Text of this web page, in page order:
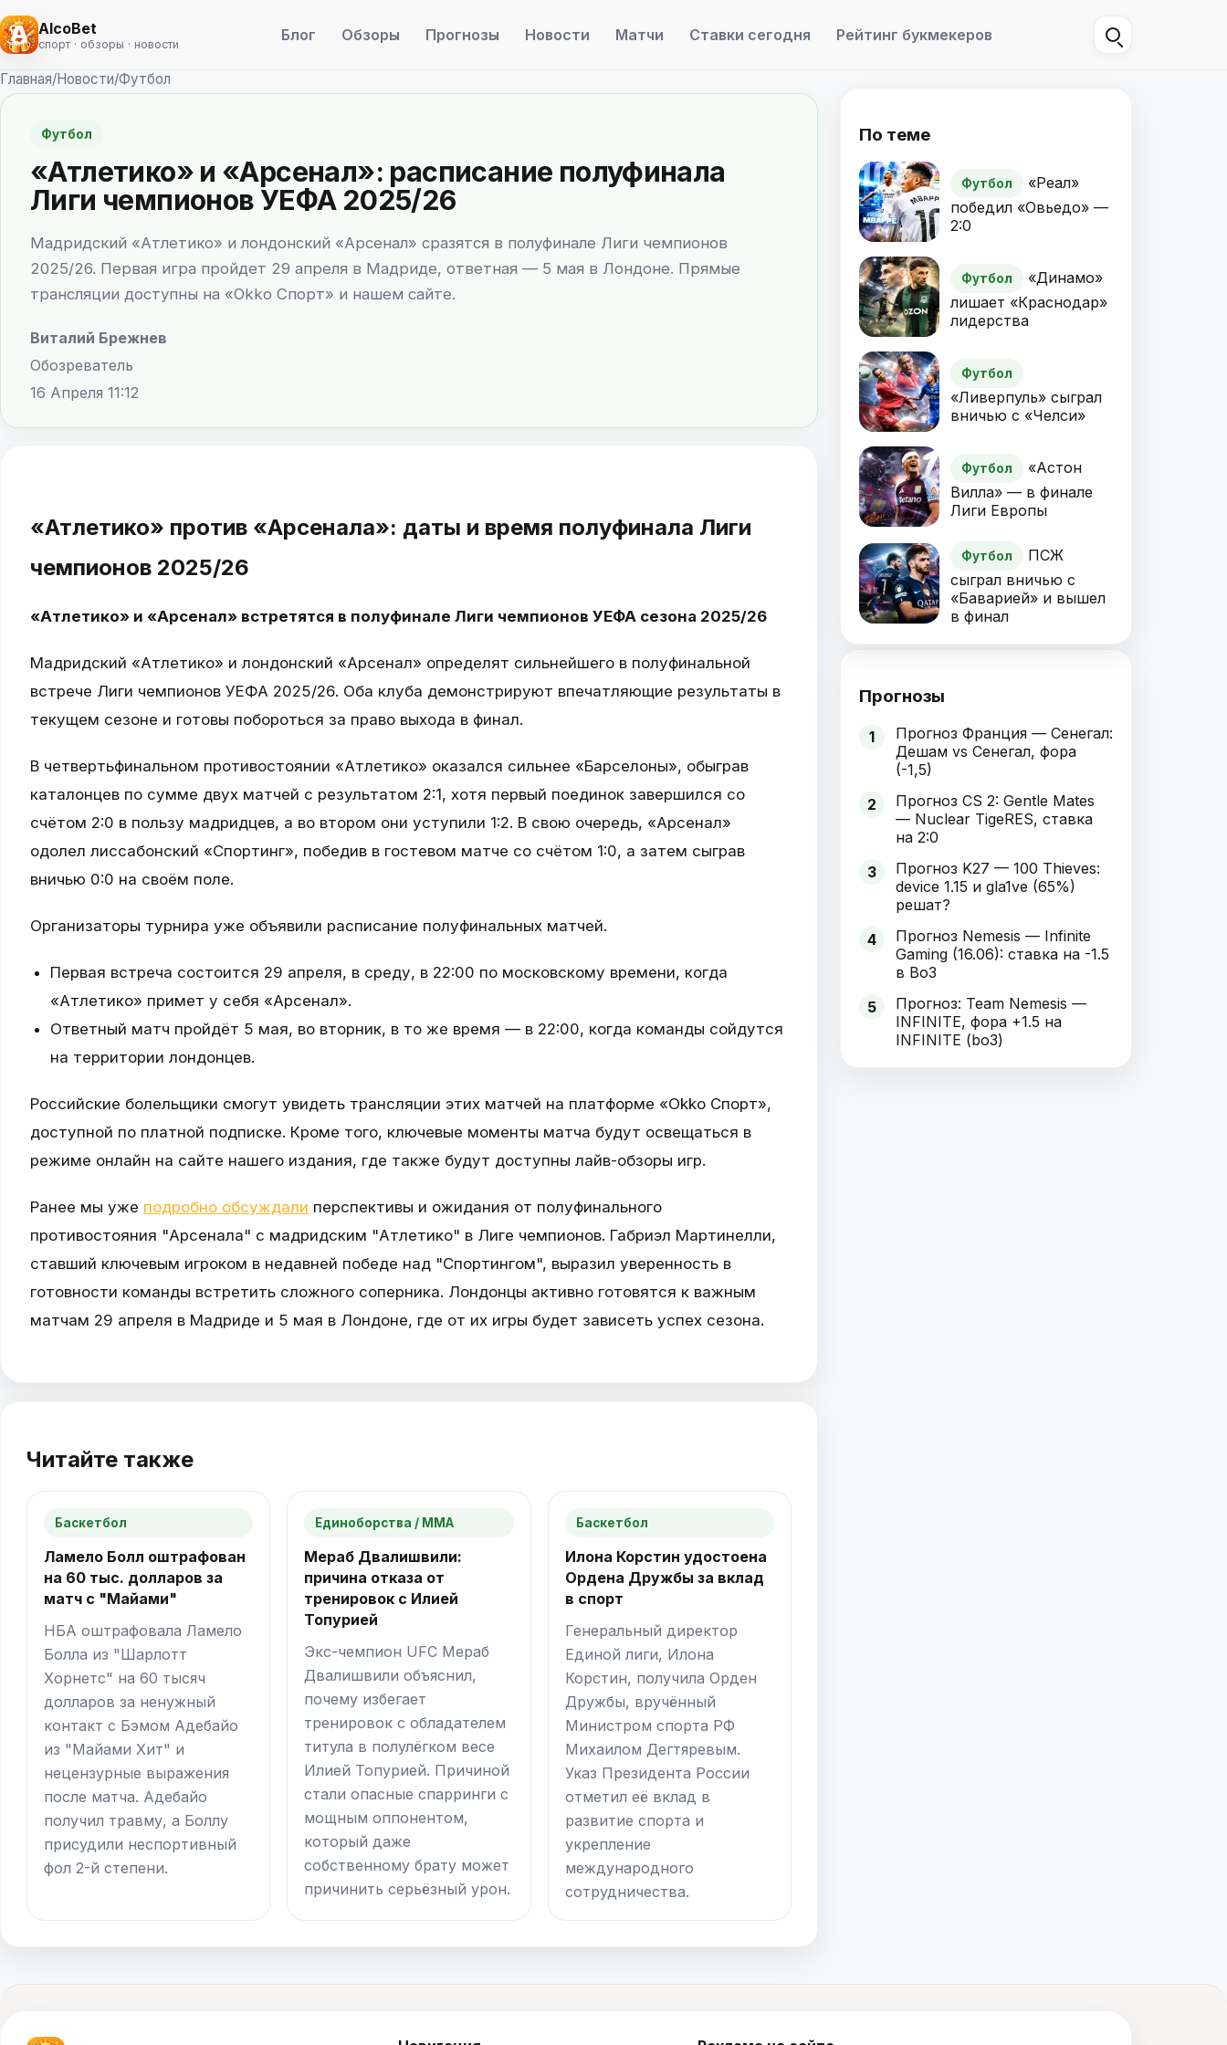
AlcoBet
спорт · обзоры · новости Блог Обзоры Прогнозы Новости Матчи Ставки сегодня Рейтинг букмекеров
Главная/Новости/Футбол
Футбол
«Атлетико» и «Арсенал»: расписание полуфинала
Лиги чемпионов УЕФА 2025/26
Мадридский «Атлетико» и лондонский «Арсенал» сразятся в полуфинале Лиги чемпионов
2025/26. Первая игра пройдет 29 апреля в Мадриде, ответная — 5 мая в Лондоне. Прямые
трансляции доступны на «Okko Спорт» и нашем сайте.
Виталий Брежнев
Обозреватель
16 Апреля 11:12
«Атлетико» против «Арсенала»: даты и время полуфинала Лиги
чемпионов 2025/26
«Атлетико» и «Арсенал» встретятся в полуфинале Лиги чемпионов УЕФА сезона 2025/26
Мадридский «Атлетико» и лондонский «Арсенал» определят сильнейшего в полуфинальной
встрече Лиги чемпионов УЕФА 2025/26. Оба клуба демонстрируют впечатляющие результаты в
текущем сезоне и готовы побороться за право выхода в финал.
В четвертьфинальном противостоянии «Атлетико» оказался сильнее «Барселоны», обыграв
каталонцев по сумме двух матчей с результатом 2:1, хотя первый поединок завершился со
счётом 2:0 в пользу мадридцев, а во втором они уступили 1:2. В свою очередь, «Арсенал»
одолел лиссабонский «Спортинг», победив в гостевом матче со счётом 1:0, а затем сыграв
вничью 0:0 на своём поле.
Организаторы турнира уже объявили расписание полуфинальных матчей.
Первая встреча состоится 29 апреля, в среду, в 22:00 по московскому времени, когда
«Атлетико» примет у себя «Арсенал».
Ответный матч пройдёт 5 мая, во вторник, в то же время — в 22:00, когда команды сойдутся
на территории лондонцев.
Российские болельщики смогут увидеть трансляции этих матчей на платформе «Okko Спорт»,
доступной по платной подписке. Кроме того, ключевые моменты матча будут освещаться в
режиме онлайн на сайте нашего издания, где также будут доступны лайв-обзоры игр.
Ранее мы уже подробно обсуждали перспективы и ожидания от полуфинального
противостояния "Арсенала" с мадридским "Атлетико" в Лиге чемпионов. Габриэл Мартинелли,
ставший ключевым игроком в недавней победе над "Спортингом", выразил уверенность в
готовности команды встретить сложного соперника. Лондонцы активно готовятся к важным
матчам 29 апреля в Мадриде и 5 мая в Лондоне, где от их игры будет зависеть успех сезона.
Читайте также
Баскетбол
Ламело Болл оштрафован
на 60 тыс. долларов за
матч с "Майами"
НБА оштрафовала Ламело
Болла из "Шарлотт
Хорнетс" на 60 тысяч
долларов за ненужный
контакт с Бэмом Адебайо
из "Майами Хит" и
нецензурные выражения
после матча. Адебайо
получил травму, а Боллу
присудили неспортивный
фол 2-й степени.
Единоборства / ММА
Мераб Двалишвили:
причина отказа от
тренировок с Илией
Топурией
Экс-чемпион UFC Мераб
Двалишвили объяснил,
почему избегает
тренировок с обладателем
титула в полулёгком весе
Илией Топурией. Причиной
стали опасные спарринги с
мощным оппонентом,
который даже
собственному брату может
причинить серьёзный урон.
Баскетбол
Илона Корстин удостоена
Ордена Дружбы за вклад
в спорт
Генеральный директор
Единой лиги, Илона
Корстин, получила Орден
Дружбы, вручённый
Министром спорта РФ
Михаилом Дегтяревым.
Указ Президента России
отметил её вклад в
развитие спорта и
укрепление
международного
сотрудничества.
По теме
Футбол
«Реал»
победил «Овьедо» —
2:0
Футбол
«Динамо»
лишает «Краснодар»
лидерства
Футбол
«Ливерпуль» сыграл
вничью с «Челси»
Футбол
«Астон
Вилла» — в финале
Лиги Европы
Футбол
ПСЖ
сыграл вничью с
«Баварией» и вышел
в финал
Прогнозы
1
Прогноз Франция — Сенегал:
Дешам vs Сенегал, фора
(-1,5)
2
Прогноз CS 2: Gentle Mates
— Nuclear TigeRES, ставка
на 2:0
3
Прогноз K27 — 100 Thieves:
device 1.15 и gla1ve (65%)
решат?
4
Прогноз Nemesis — Infinite
Gaming (16.06): ставка на -1.5
в Bo3
5
Прогноз: Team Nemesis —
INFINITE, фора +1.5 на
INFINITE (bo3)